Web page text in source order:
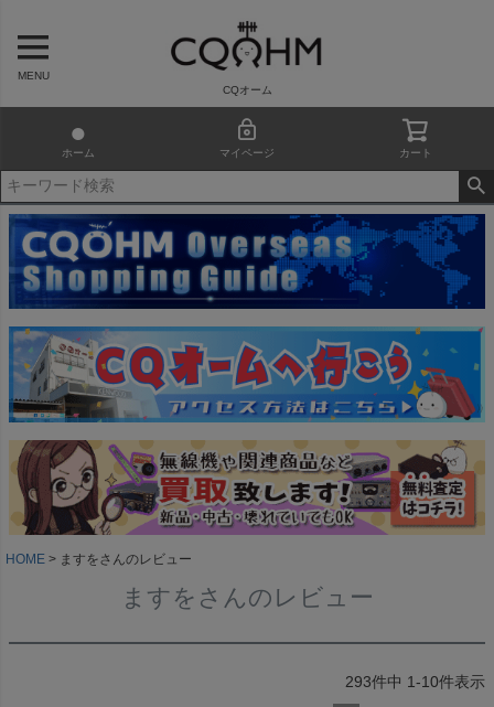
MENU
CQオーム
ホーム マイページ カート
HOME ますをさんのレビュー
ますをさんのレビュー
293件中 1-10件表示